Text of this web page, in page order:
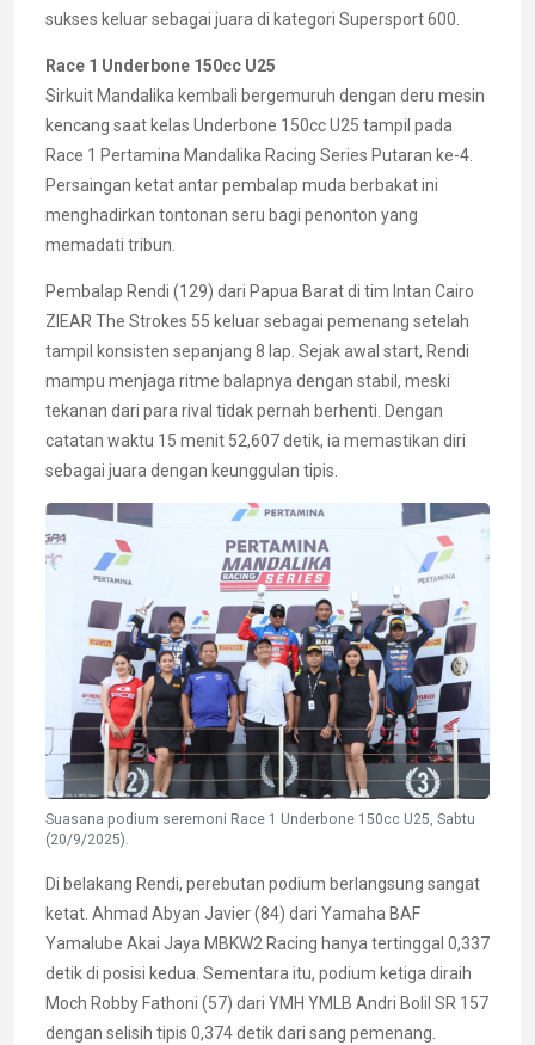
sukses keluar sebagai juara di kategori Supersport 600.
Race 1 Underbone 150cc U25
Sirkuit Mandalika kembali bergemuruh dengan deru mesin
kencang saat kelas Underbone 150cc U25 tampil pada
Race 1 Pertamina Mandalika Racing Series Putaran ke-4.
Persaingan ketat antar pembalap muda berbakat ini
menghadirkan tontonan seru bagi penonton yang
memadati tribun.
Pembalap Rendi (129) dari Papua Barat di tim Intan Cairo
ZIEAR The Strokes 55 keluar sebagai pemenang setelah
tampil konsisten sepanjang 8 lap. Sejak awal start, Rendi
mampu menjaga ritme balapnya dengan stabil, meski
tekanan dari para rival tidak pernah berhenti. Dengan
catatan waktu 15 menit 52,607 detik, ia memastikan diri
sebagai juara dengan keunggulan tipis.
Suasana podium seremoni Race 1 Underbone 150cc U25, Sabtu
(20/9/2025).
Di belakang Rendi, perebutan podium berlangsung sangat
ketat. Ahmad Abyan Javier (84) dari Yamaha BAF
Yamalube Akai Jaya MBKW2 Racing hanya tertinggal 0,337
detik di posisi kedua. Sementara itu, podium ketiga diraih
Moch Robby Fathoni (57) dari YMH YMLB Andri Bolil SR 157
dengan selisih tipis 0,374 detik dari sang pemenang.